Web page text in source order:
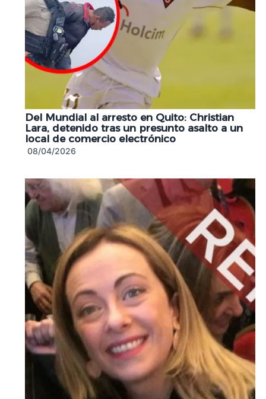
Del Mundial al arresto en Quito: Christian
Lara, detenido tras un presunto asalto a un
local de comercio electrónico
08/04/2026